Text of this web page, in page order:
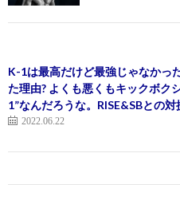
K-1は最高だけど最強じゃなかっ
た理由? よくも悪くもキックボク
1”なんだろうな。RISE&SBとの
2022.06.22